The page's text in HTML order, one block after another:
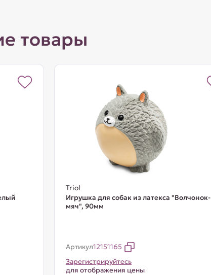
товары
Triol
Игрушка для собак из латекса "Волчонок-
мяч", 90мм
Артикул12151165
Зарегистрируйтесь
для отображения цены